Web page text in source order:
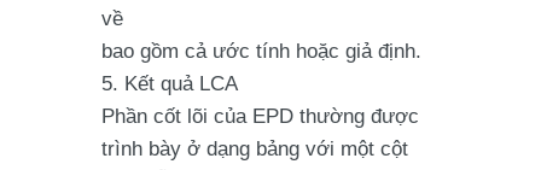
về
bao gồm cả ước tính hoặc giả định.
Kết quả LCA
Phần cốt lõi của EPD thường được
trình bày ở dạng bảng với một cột